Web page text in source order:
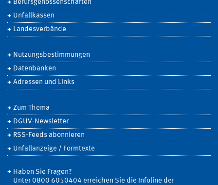
Berufsgenossenschaften
Unfallkassen
Landesverbände
Nutzungsbestimmungen
Datenbanken
Adressen und Links
Zum Thema
DGUV-Newsletter
RSS-Feeds abonnieren
Unfallanzeige / Formtexte
Haben Sie Fragen?
Unter 0800 6050404 erreichen Sie die Infoline der